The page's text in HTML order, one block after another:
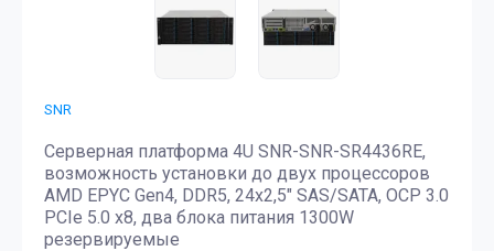
SNR
Серверная платформа 4U SNR-SNR-SR4436RE,
возможность установки до двух процессоров
AMD EPYC Gen4, DDR5, 24x2,5" SAS/SATA, OCP 3.0
PCIe 5.0 x8, два блока питания 1300W
резервируемые